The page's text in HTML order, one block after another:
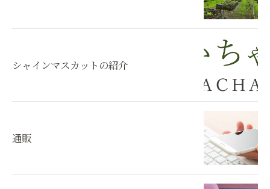
シャインマスカットの紹介
通販